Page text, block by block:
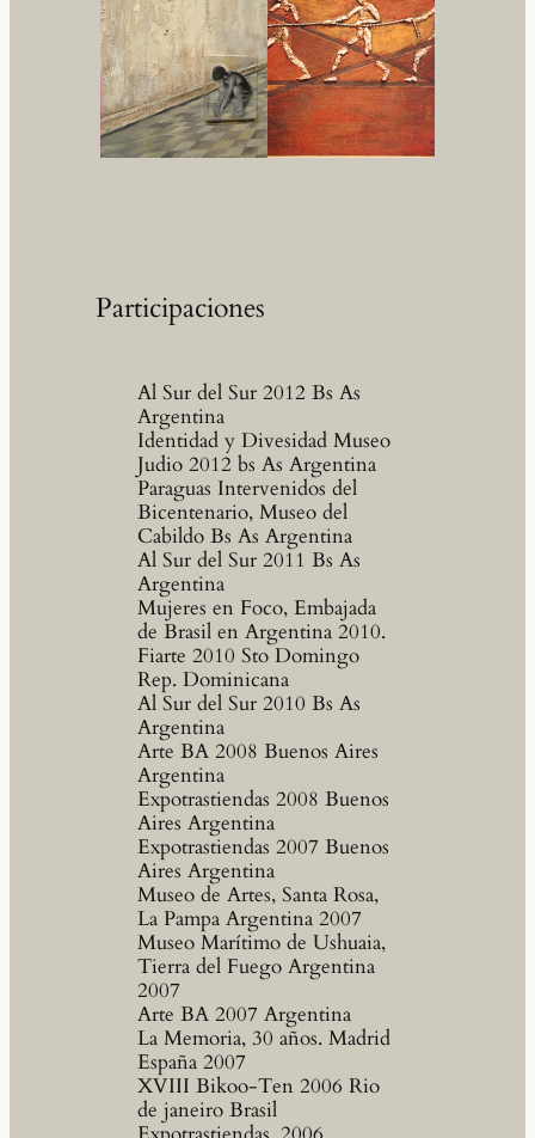
Participaciones
Al Sur del Sur 2012 Bs As
Argentina
Identidad y Divesidad Museo
Judio 2012 bs As Argentina
Paraguas Intervenidos del
Bicentenario, Museo del
Cabildo Bs As Argentina
Al Sur del Sur 2011 Bs As
Argentina
Mujeres en Foco, Embajada
de Brasil en Argentina 2010.
Fiarte 2010 Sto Domingo
Rep. Dominicana
Al Sur del Sur 2010 Bs As
Argentina
Arte BA 2008 Buenos Aires
Argentina
Expotrastiendas 2008 Buenos
Aires Argentina
Expotrastiendas 2007 Buenos
Aires Argentina
Museo de Artes, Santa Rosa,
La Pampa Argentina 2007
Museo Marítimo de Ushuaia,
Tierra del Fuego Argentina
2007
Arte BA 2007 Argentina
La Memoria, 30 años. Madrid
España 2007
XVIII Bikoo-Ten 2006 Rio
de janeiro Brasil